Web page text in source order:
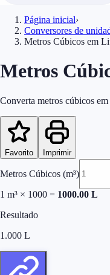
Página inicial›
Conversores de
Metros Cúbicos em
Metros
Converta metros cúbicos
Favorito Imprimir
Metros Cúbicos (m³)
1 m³ × 1000 = 1000.00 L
Resultado
1.000 L